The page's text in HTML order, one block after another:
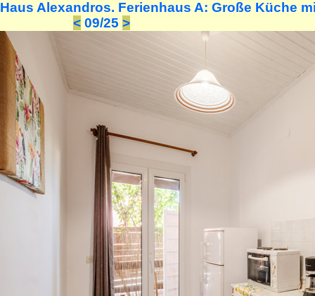
Haus Alexandros. Ferienhaus A: Große Küche
< 09/25 >